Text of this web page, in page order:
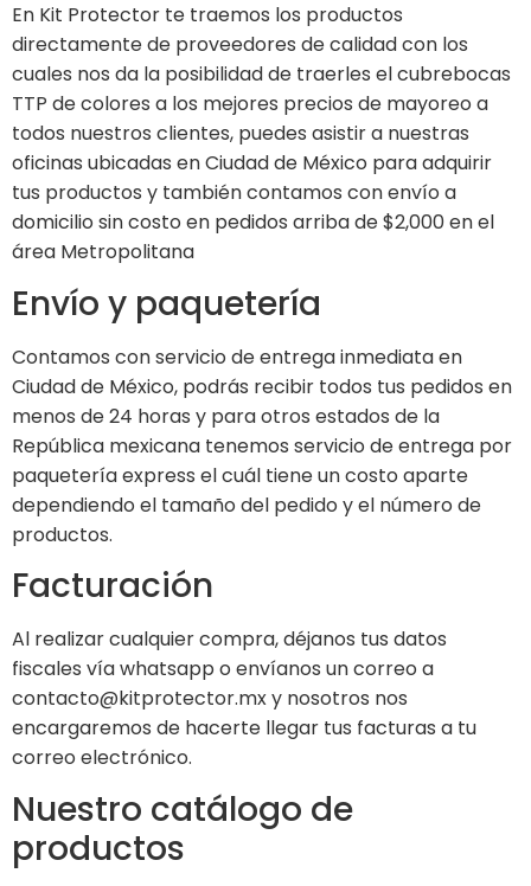
En Kit Protector te traemos los productos
directamente de proveedores de calidad con los
cuales nos da la posibilidad de traerles el cubrebocas
TTP de colores a los mejores precios de mayoreo a
todos nuestros clientes, puedes asistir a nuestras
oficinas ubicadas en Ciudad de México para adquirir
tus productos y también contamos con envío a
domicilio sin costo en pedidos arriba de $2,000 en el
área Metropolitana
Envío y paquetería
Contamos con servicio de entrega inmediata en
Ciudad de México, podrás recibir todos tus pedidos en
menos de 24 horas y para otros estados de la
República mexicana tenemos servicio de entrega por
paquetería express el cuál tiene un costo aparte
dependiendo el tamaño del pedido y el número de
productos.
Facturación
Al realizar cualquier compra, déjanos tus datos
fiscales vía whatsapp o envíanos un correo a
contacto@kitprotector.mx y nosotros nos
encargaremos de hacerte llegar tus facturas a tu
correo electrónico.
Nuestro catálogo de
productos